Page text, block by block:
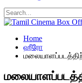
Home
ஹீரோ